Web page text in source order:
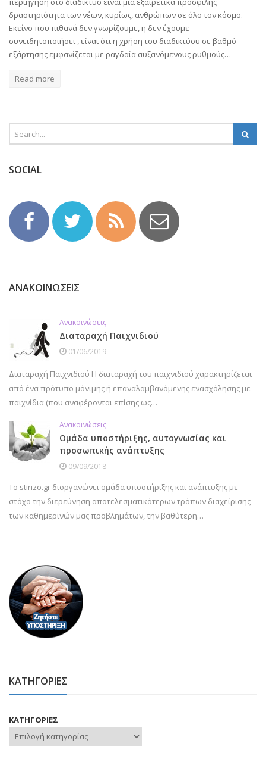
δραστηριότητα των νέων, κυρίως, ανθρώπων σε όλο τον κόσμο.
Εκείνο που πιθανά δεν γνωρίζουμε, η δεν έχουμε
συνειδητοποιήσει , είναι ότι η χρήση του διαδικτύου σε βαθμό
εξάρτησης εμφανίζεται με ραγδαία αυξανόμενους ρυθμούς…
Read more
SOCIAL
ΑΝΑΚΟΙΝΩΣΕΙΣ
Ανακοινώσεις
Διαταραχή Παιχνιδιού
01/06/2019
Διαταραχή Παιχνιδιού Η διαταραχή του παιχνιδιού χαρακτηρίζεται
από ένα πρότυπο μόνιμης ή επαναλαμβανόμενης ενασχόλησης με
παιχνίδια (που αναφέρονται επίσης ως…
Ανακοινώσεις
Ομάδα υποστήριξης, αυτογνωσίας και
προσωπικής ανάπτυξης
09/09/2018
Το stirizo.gr διοργανώνει ομάδα υποστήριξης και ανάπτυξης με
στόχο την διερεύνηση αποτελεσματικότερων τρόπων διαχείρισης
των καθημερινών μας προβλημάτων, την βαθύτερη…
ΚΑΤΗΓΟΡΙΕΣ
ΚΑΤΗΓΟΡΙΕΣ